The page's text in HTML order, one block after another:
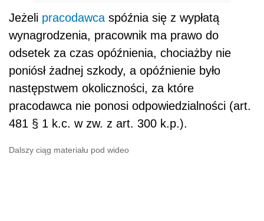
Jeżeli pracodawca spóźnia się z wypłatą
wynagrodzenia, pracownik ma prawo do
odsetek za czas opóźnienia, chociażby nie
poniósł żadnej szkody, a opóźnienie było
następstwem okoliczności, za które
pracodawca nie ponosi odpowiedzialności (art.
481 § 1 k.c. w zw. z art. 300 k.p.).
Dalszy ciąg materiału pod wideo